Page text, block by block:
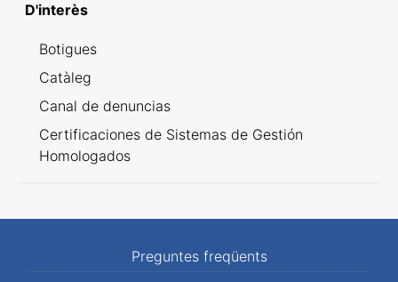
D'interès
Botigues
Catàleg
Canal de denuncias
Certificaciones de Sistemas de Gestión
Homologados
Preguntes freqüents